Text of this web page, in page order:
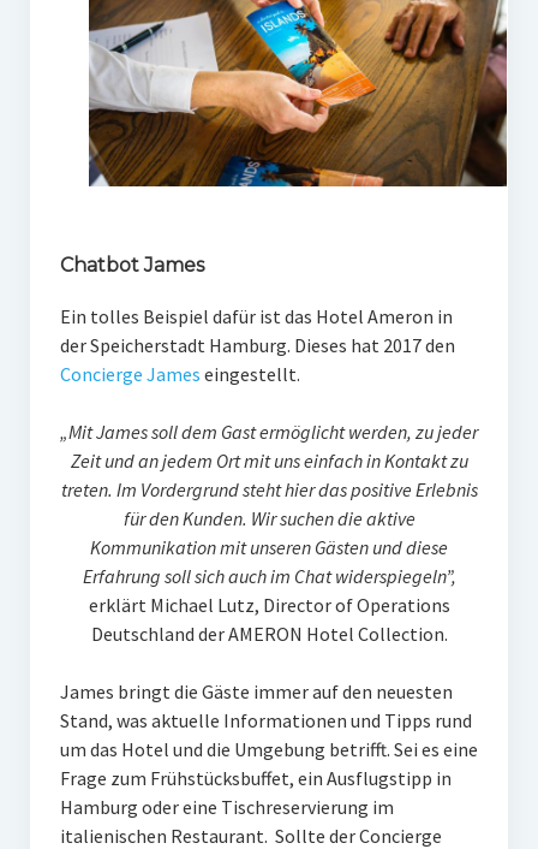
Chatbot James
Ein tolles Beispiel dafür ist das Hotel Ameron in
der Speicherstadt Hamburg. Dieses hat 2017 den
Concierge James eingestellt.
„Mit James soll dem Gast ermöglicht werden, zu jeder
Zeit und an jedem Ort mit uns einfach in Kontakt zu
treten. Im Vordergrund steht hier das positive Erlebnis
für den Kunden. Wir suchen die aktive
Kommunikation mit unseren Gästen und diese
Erfahrung soll sich auch im Chat widerspiegeln”,
erklärt Michael Lutz, Director of Operations
Deutschland der AMERON Hotel Collection.
James bringt die Gäste immer auf den neuesten
Stand, was aktuelle Informationen und Tipps rund
um das Hotel und die Umgebung betrifft. Sei es eine
Frage zum Frühstücksbuffet, ein Ausflugstipp in
Hamburg oder eine Tischreservierung im
italienischen Restaurant. Sollte der Concierge